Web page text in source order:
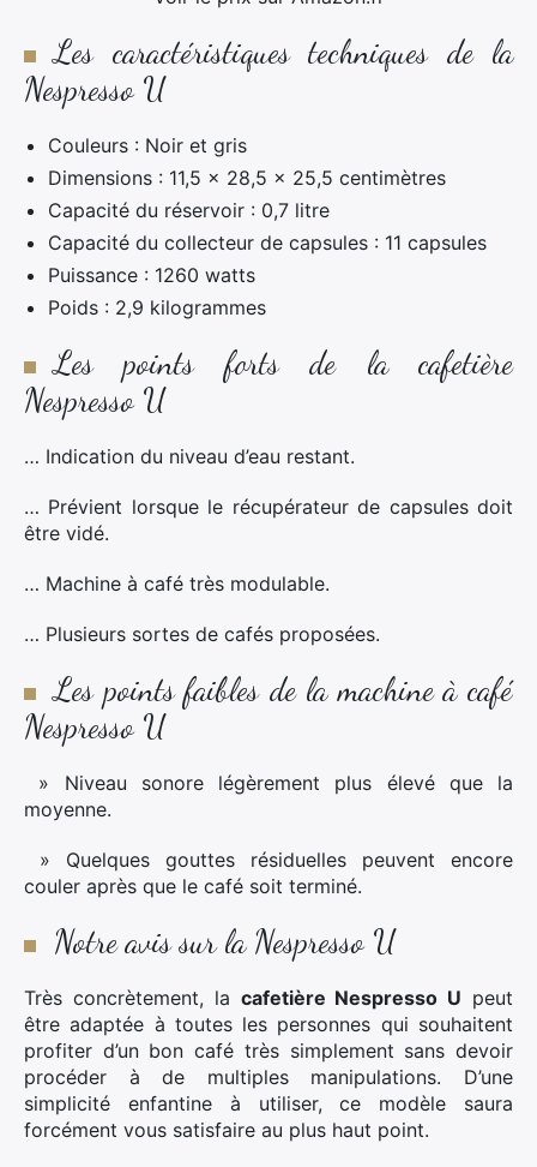
Les caractéristiques techniques de la
Nespresso U
Couleurs : Noir et gris
Dimensions : 11,5 x 28,5 x 25,5 centimètres
Capacité du réservoir : 0,7 litre
Capacité du collecteur de capsules : 11 capsules
Puissance : 1260 watts
Poids : 2,9 kilogrammes
Les points forts de la cafetière
Nespresso U
… Indication du niveau d’eau restant.
… Prévient lorsque le récupérateur de capsules doit
être vidé.
… Machine à café très modulable.
… Plusieurs sortes de cafés proposées.
Les points faibles de la machine à café
Nespresso U
» Niveau sonore légèrement plus élevé que la
moyenne.
» Quelques gouttes résiduelles peuvent encore
couler après que le café soit terminé.
Notre avis sur la Nespresso U
Très concrètement, la cafetière Nespresso U peut
être adaptée à toutes les personnes qui souhaitent
profiter d’un bon café très simplement sans devoir
procéder à de multiples manipulations. D’une
simplicité enfantine à utiliser, ce modèle saura
forcément vous satisfaire au plus haut point.